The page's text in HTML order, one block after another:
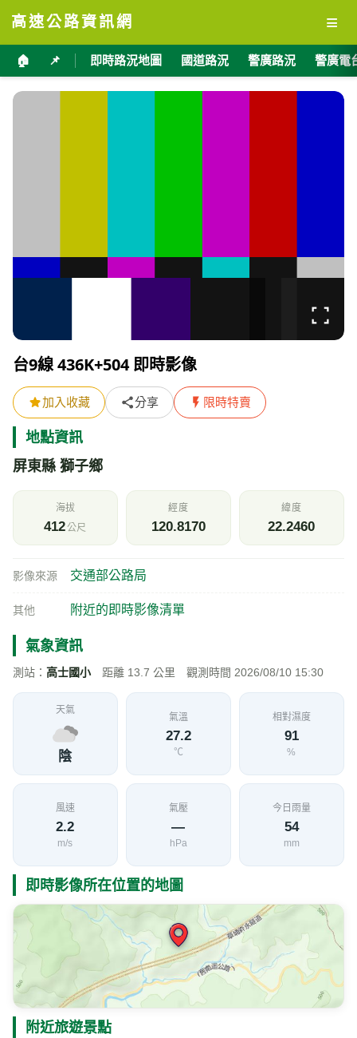
高速公路資訊網 ≡
🏠 📌 即時路況地圖 國道路況 警廣路況 警廣電
台9線 436K+504 即時影像
加入收藏 分享 限時特賣
地點資訊
屏東縣 獅子鄉
海拔
412公尺
經度
120.8170
緯度
22.2460
影像來源 交通部公路局
其他 附近的即時影像清單
氣象資訊
測站： 高士國小 距離 13.7 公里 觀測時間 2026/08/10 15:30
天氣
陰
氣溫
27.2
℃
相對濕度
91
%
風速
2.2
m/s
氣壓
—
hPa
今日雨量
54
mm
即時影像所在位置的地圖
附近旅遊景點